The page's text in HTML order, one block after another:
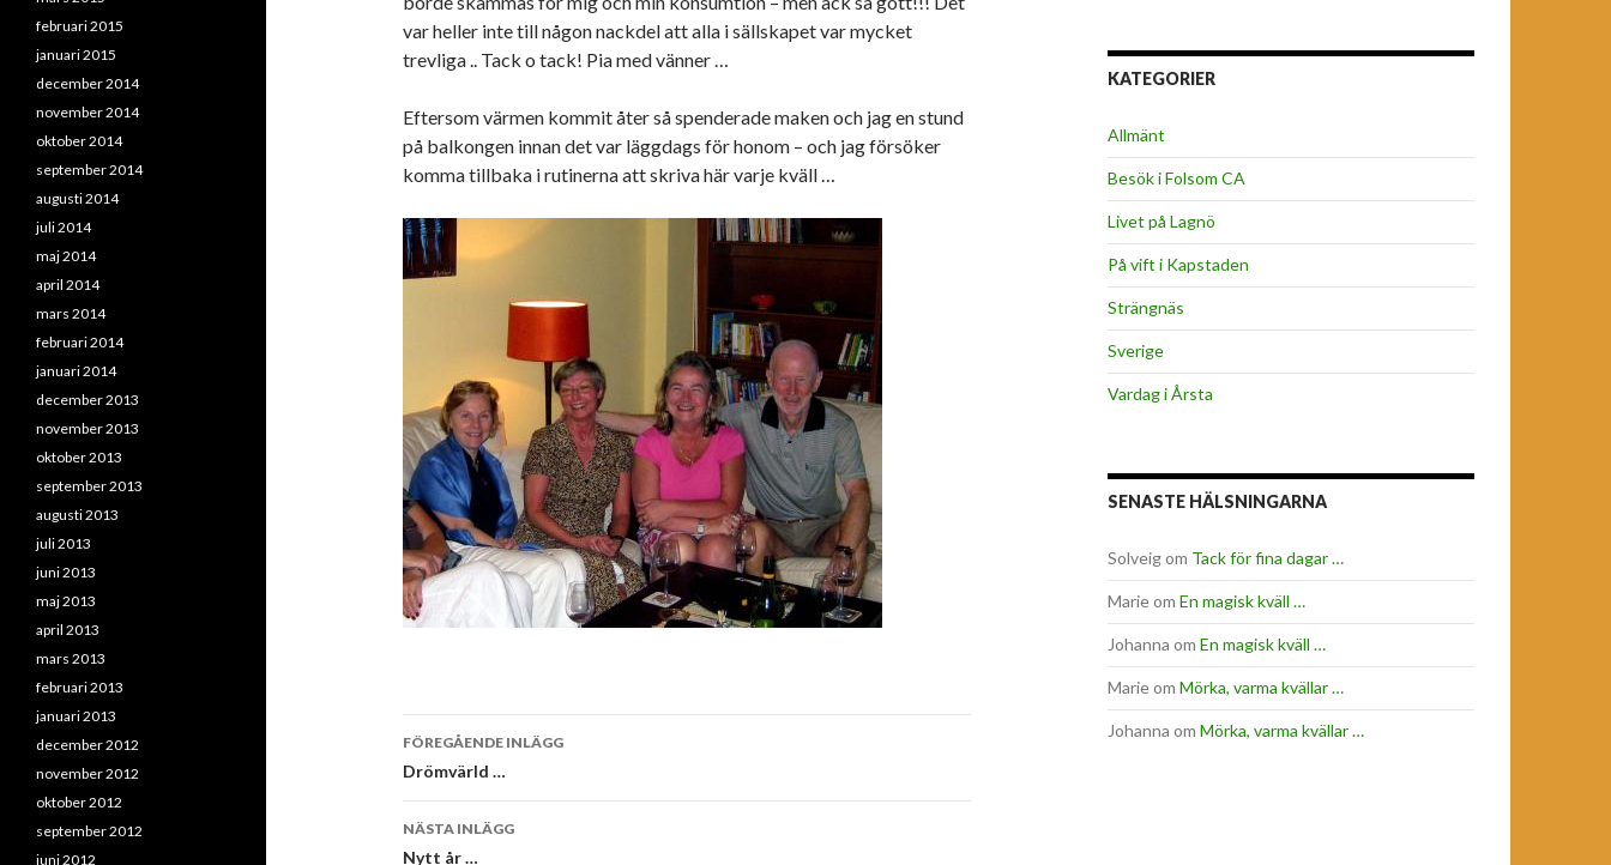
var heller inte till någon nackdel att alla i sällskapet var mycket
trevliga .. Tack o tack! Pia med vänner …
Eftersom värmen kommit åter så spenderade maken och jag en stund
på balkongen innan det var läggdags för honom – och jag försöker
komma tillbaka i rutinerna att skriva här varje kväll …
Inläggsnavigering
FÖREGÅENDE INLÄGG
Drömvärld …
NÄSTA INLÄGG
Nytt år …
KATEGORIER
Allmänt
Besök i Folsom CA
Livet på Lagnö
På vift i Kapstaden
Strängnäs
Sverige
Vardag i Årsta
SENASTE HÄLSNINGARNA
Solveigom Tack för fina dagar …
Marieom En magisk kväll …
Johanna om En magisk kväll …
Marieom Mörka, varma kvällar …
Johanna om Mörka, varma kvällar …
februari 2015
januari 2015
december 2014
november 2014
oktober 2014
september 2014
augusti 2014
juli 2014
maj 2014
april 2014
mars 2014
februari 2014
januari 2014
december 2013
november 2013
oktober 2013
september 2013
augusti 2013
juli 2013
juni 2013
maj 2013
april 2013
mars 2013
februari 2013
januari 2013
december 2012
november 2012
oktober 2012
september 2012
juni 2012